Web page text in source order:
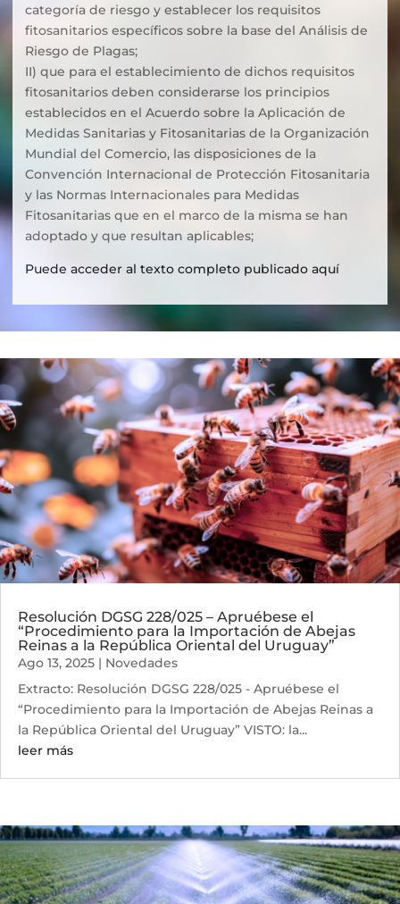
categoría de riesgo y establecer los requisitos
fitosanitarios específicos sobre la base del Análisis de
Riesgo de Plagas;
II) que para el establecimiento de dichos requisitos
fitosanitarios deben considerarse los principios
establecidos en el Acuerdo sobre la Aplicación de
Medidas Sanitarias y Fitosanitarias de la Organización
Mundial del Comercio, las disposiciones de la
Convención Internacional de Protección Fitosanitaria
y las Normas Internacionales para Medidas
Fitosanitarias que en el marco de la misma se han
adoptado y que resultan aplicables;
Puede acceder al texto completo publicado aquí
Resolución DGSG 228/025 – Apruébese el
“Procedimiento para la Importación de Abejas
Reinas a la República Oriental del Uruguay”
Ago 13, 2025 | Novedades
Extracto: Resolución DGSG 228/025 - Apruébese el
“Procedimiento para la Importación de Abejas Reinas a
la República Oriental del Uruguay” VISTO: la...
leer más